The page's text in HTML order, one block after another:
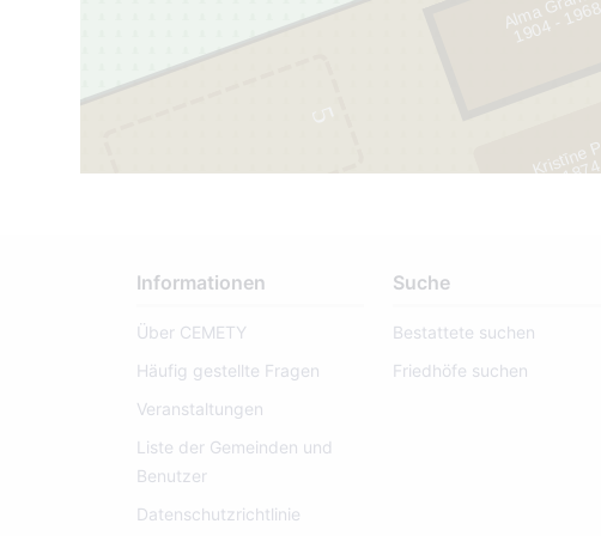
5
1904 -196
8
Kristīne
1
8
7
4 -
1
9
3
Informationen
Über CEMETY
Häufig gestellte Fragen
Veranstaltungen
Liste der Gemeinden und
Benutzer
Datenschutzrichtlinie
Suche
Bestattete suchen
Friedhöfe suchen